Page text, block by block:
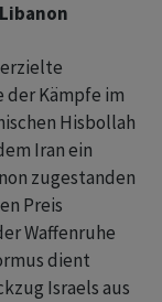
erzielte
der Kämpfe im
Hisbollah
Iran ein
zugestanden
Preis
Waffenruhe
dient
Israels aus